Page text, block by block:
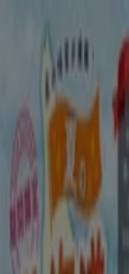
あなたはここにいる：
Featured スーパーマーケット
家電
スポーツ おもち
レストラン 新潟
ー、割引情報